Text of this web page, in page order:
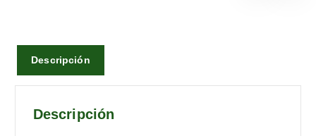
Descripción
Descripción